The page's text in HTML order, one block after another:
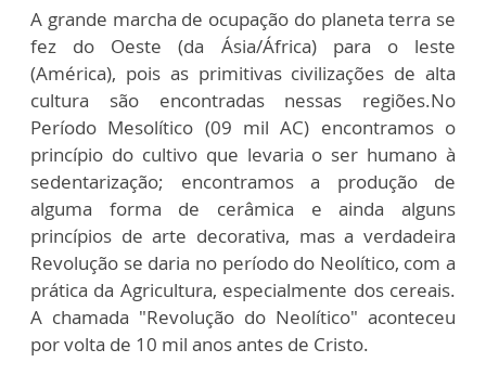
A grande marcha de ocupação do planeta terra se
fez do Oeste (da Ásia/África) para o leste
(América), pois as primitivas civilizações de alta
cultura são encontradas nessas regiões.No
Período Mesolítico (09 mil AC) encontramos o
princípio do cultivo que levaria o ser humano à
sedentarização; encontramos a produção de
alguma forma de cerâmica e ainda alguns
princípios de arte decorativa, mas a verdadeira
Revolução se daria no período do Neolítico, com a
prática da Agricultura, especialmente dos cereais.
A chamada "Revolução do Neolítico" aconteceu
por volta de 10 mil anos antes de Cristo.